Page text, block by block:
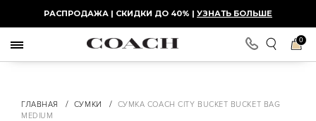
РАСПРОДАЖА | СКИДКИ ДО 40% | УЗНАТЬ БОЛЬШЕ
0
ГЛАВНАЯ / СУМКИ /
СУМКА COACH CITY BUCKET BUCKET BAG
MEDIUM